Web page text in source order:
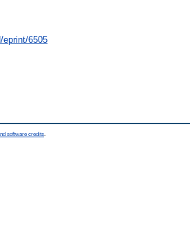
eprint/6505
software credits